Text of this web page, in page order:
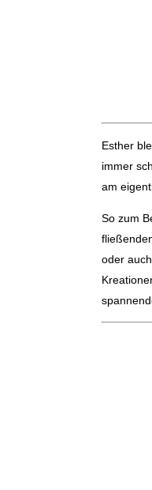
Esther
immer
am
So zum
oder